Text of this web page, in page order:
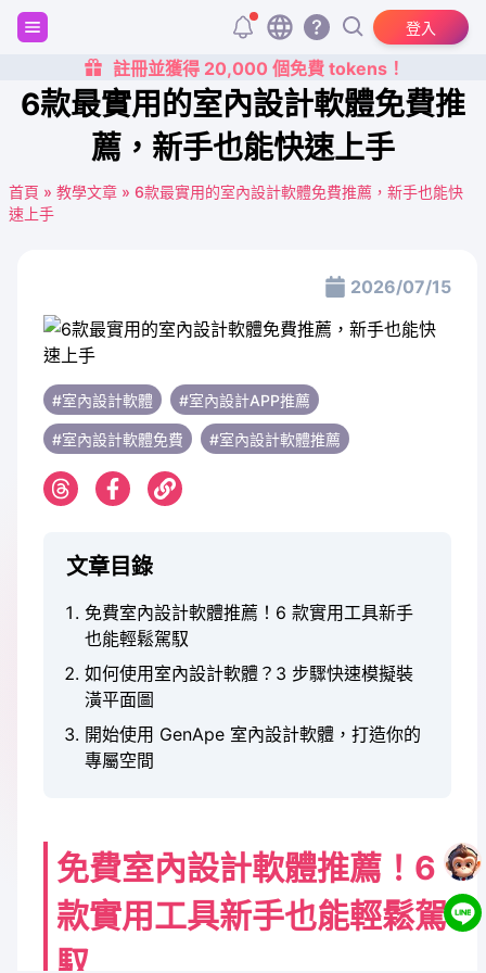
登入
註冊並獲得 20,000 個免費 tokens！
6款最實用的室內設計軟體免費推
薦，新手也能快速上手
首頁 » 教學文章 » 6款最實用的室內設計軟體免費推薦，新手也能快
速上手
2026/07/15
#室內設計軟體 #室內設計APP推薦
#室內設計軟體免費 #室內設計軟體推薦
文章目錄
免費室內設計軟體推薦！6 款實用工具新手
也能輕鬆駕馭
如何使用室內設計軟體？3 步驟快速模擬裝
潢平面圖
開始使用 GenApe 室內設計軟體，打造你的
專屬空間
免費室內設計軟體推薦！6
款實用工具新手也能輕鬆駕
馭